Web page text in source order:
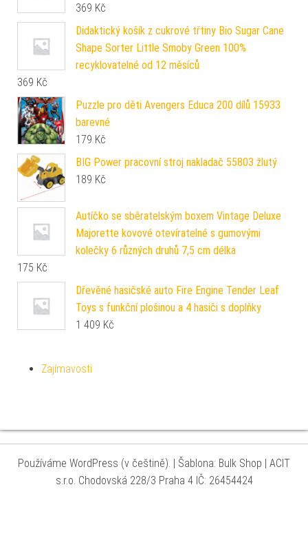
369 Kč
Didaktický košík z cukrové třtiny Bio Sugar Cane
Shape Sorter Little Smoby Green 100%
recyklovatelné od 12 měsíců
369 Kč
Puzzle pro děti Avengers Educa 200 dílů 15933
barevné
179 Kč
BIG Power pracovní stroj nakladač 55803 žlutý
189 Kč
Autíčko se sběratelským boxem Vintage Deluxe
Majorette kovové otevíratelné s gumovými
kolečky 6 různých druhů 7,5 cm délka
175 Kč
Dřevěné hasičské auto Fire Engine Tender Leaf
Toys s funkční plošinou a 4 hasiči s doplňky
1 409 Kč
Zajímavosti
Používáme WordPress (v češtině). | Šablona: Bulk Shop | ACIT
s.r.o. Chodovská 228/3 Praha 4 IČ: 26454424